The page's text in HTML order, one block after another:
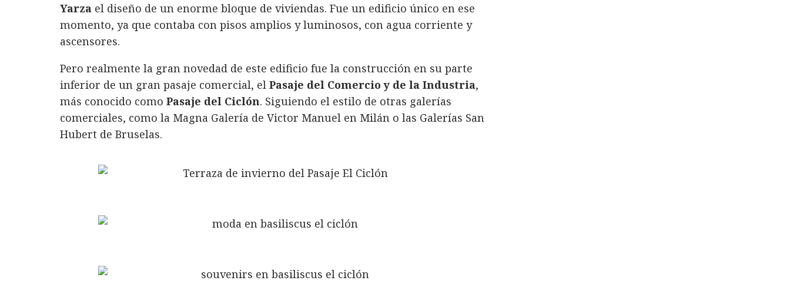
Yarza el diseño de un enorme bloque de viviendas. Fue un edificio único en ese
momento, ya que contaba con pisos amplios y luminosos, con agua corriente y
ascensores.
Pero realmente la gran novedad de este edificio fue la construcción en su parte
inferior de un gran pasaje comercial, el Pasaje del Comercio y de la Industria,
más conocido como Pasaje del Ciclón. Siguiendo el estilo de otras galerías
comerciales, como la Magna Galería de Victor Manuel en Milán o las Galerías San
Hubert de Bruselas.